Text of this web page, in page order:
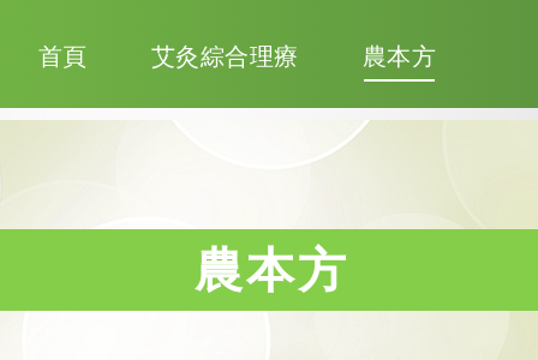
首頁 艾灸綜合理療 農本方
農本方